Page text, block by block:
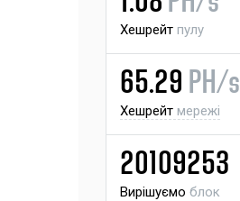
Хешрейт пулу
65.29 PH/s
Хешрейт мережі
20109253
Вирішуємо блок